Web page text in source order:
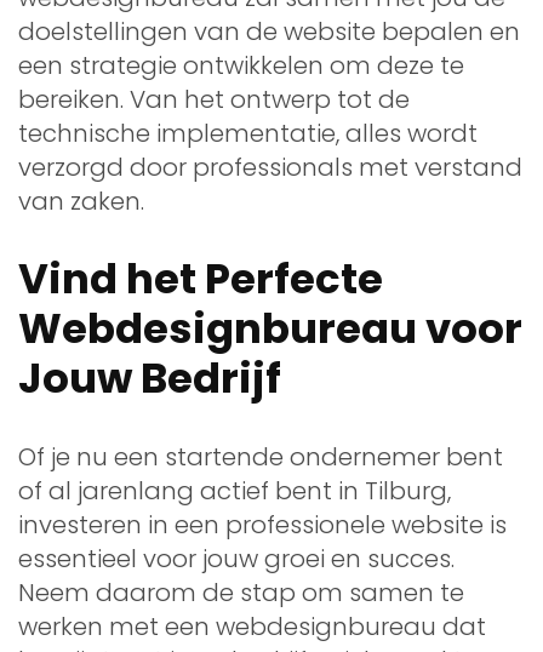
doelstellingen van de website bepalen en
een strategie ontwikkelen om deze te
bereiken. Van het ontwerp tot de
technische implementatie, alles wordt
verzorgd door professionals met verstand
van zaken.
Vind het Perfecte
Webdesignbureau voor
Jouw Bedrijf
Of je nu een startende ondernemer bent
of al jarenlang actief bent in Tilburg,
investeren in een professionele website is
essentieel voor jouw groei en succes.
Neem daarom de stap om samen te
werken met een webdesignbureau dat